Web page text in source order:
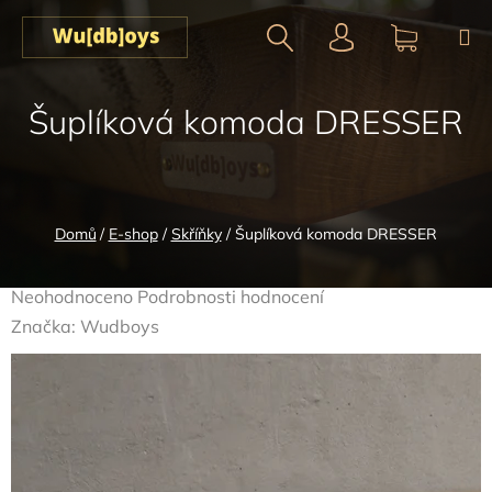
Přejít
obsah
KOŠÍK
Domů / E-shop / Skříňky / Šuplíková komoda DRESSER
Šuplíková komoda DRESSER
Průměrné
hodnocení
produktu
Neohodnoceno Podrobnosti hodnocení
Značka: Wudboys